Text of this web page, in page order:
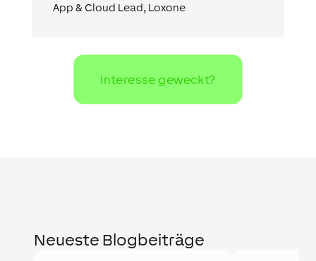
App & Cloud Lead, Loxone
Interesse geweckt?
Neueste Blogbeiträge